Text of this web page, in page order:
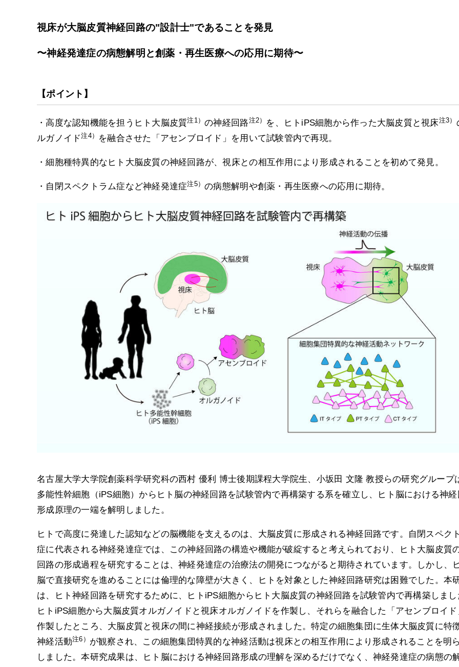
視床が大脳皮質神経回路の"設計士"であることを発見
〜神経発達症の病態解明と創薬・再生医療への応用に期待〜
【ポイント】
・高度な認知機能を担うヒト大脳皮質注1） の神経回路注2） を、ヒトiPS細胞から作った大脳皮質と視床注3）
ルガノイド注4） を融合させた「アセンブロイド」を用いて試験管内で再現。
・細胞種特異的なヒト大脳皮質の神経回路が、視床との相互作用により形成されることを初めて発見。
・自閉スペクトラム症など神経発達症注5） の病態解明や創薬・再生医療への応用に期待。
名古屋大学大学院創薬科学研究科の西村 優利 博士後期課程大学院生、小坂田 文隆 教授らの研究グループ
多能性幹細胞（iPS細胞）からヒト脳の神経回路を試験管内で再構築する系を確立し、ヒト脳における神経
形成原理の一端を解明しました。
ヒトで高度に発達した認知などの脳機能を支えるのは、大脳皮質に形成される神経回路です。自閉スペク
症に代表される神経発達症では、この神経回路の構造や機能が破綻すると考えられており、ヒト大脳皮質
回路の形成過程を研究することは、神経発達症の治療法の開発につながると期待されています。しかし、
脳で直接研究を進めることには倫理的な障壁が大きく、ヒトを対象とした神経回路研究は困難でした。本
は、ヒト神経回路を研究するために、ヒトiPS細胞からヒト大脳皮質の神経回路を試験管内で再構築しまし
ヒトiPS細胞から大脳皮質オルガノイドと視床オルガノイドを作製し、それらを融合した「アセンブロイド
作製したところ、大脳皮質と視床の間に神経接続が形成されました。特定の細胞集団に生体大脳皮質に特
神経活動注6） が観察され、この細胞集団特異的な神経活動は視床との相互作用により形成されることを明
しました。本研究成果は、ヒト脳における神経回路形成の理解を深めるだけでなく、神経発達症の病態の